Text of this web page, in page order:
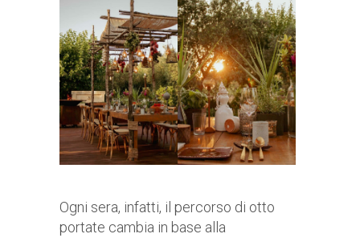
Ogni sera, infatti, il percorso di otto
portate cambia in base alla